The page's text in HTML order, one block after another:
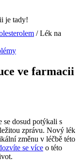
/ Lék na
ve farmacii
dosud potýkali s
zprávu. Nový lék
změnu v léčbě této
se více o této